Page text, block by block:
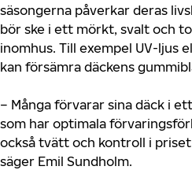
säsongerna påverkar deras
bör ske i ett mörkt, svalt och
inomhus. Till exempel UV-ljus
kan försämra däckens
– Många förvarar sina däck i
som har optimala
också tvätt och kontroll i
säger Emil Sundholm.